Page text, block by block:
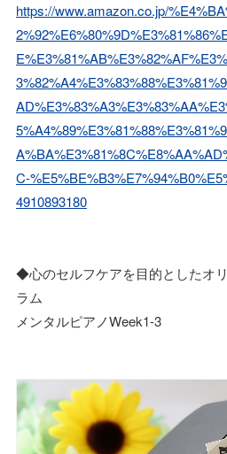
https://www.amazon.co.jp/
C-
4910893180
◆心のセルフケアを目的としたオ
ラム
メンタルピアノWeek1-3